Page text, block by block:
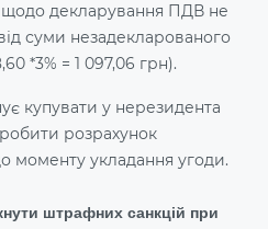
декларування ПДВ не
суми незадекларованого
*3% = 1 097,06 грн).
купувати у нерезидента
розрахунок
моменту укладання угоди.
штрафних санкцій при